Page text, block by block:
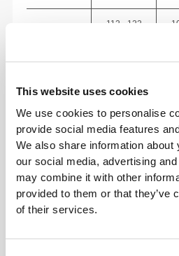
This website uses cookies
We use cookies to personalise
provide social media features
We also share information
our social media, advertising
may combine it with other
provided to them or that they’ve
of their services.
112 - 122
Ανάμεσα σε μεγέθη; Δεν
το μέγεθός σου;
Αν είσαι αναποφάσιστος,
μεγαλύτερο μέγεθος για πιο
ένα μικρότερο για πιο
προϊόντα μας είναι